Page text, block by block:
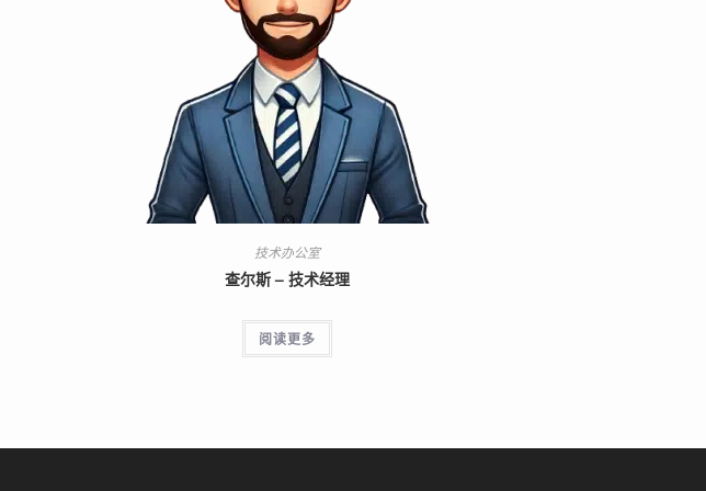
技术办公室
查尔斯 – 技术经理
阅读更多